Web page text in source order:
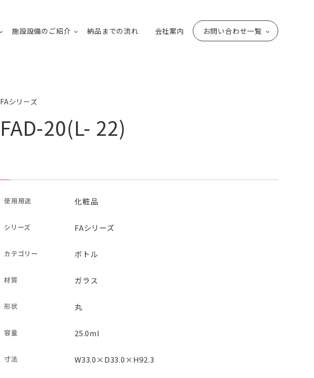
施設設備のご紹介 納品までの流れ 会社案内 お問い合わせ一覧
FAシリーズ
FAD-20(L- 22)
使用用途 化粧品
シリーズ FAシリーズ
カテゴリー ボトル
材質 ガラス
形状 丸
容量 25.0ml
寸法 W33.0×D33.0×H92.3